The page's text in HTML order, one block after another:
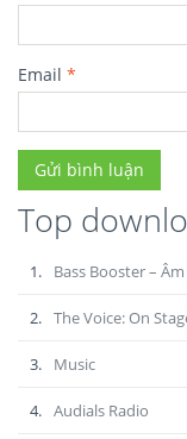
Email *
Top
1. Bass Booster –
2. The Voice: On
3. Music
4. Audials Radio